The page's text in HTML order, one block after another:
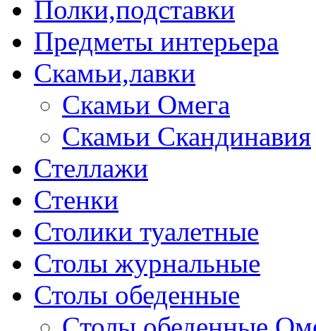
Полки,подставки
Предметы интерьера
Скамьи,лавки
Скамьи Омега
Скамьи Скандинавия
Стеллажи
Стенки
Столики туалетные
Столы журнальные
Столы обеденные